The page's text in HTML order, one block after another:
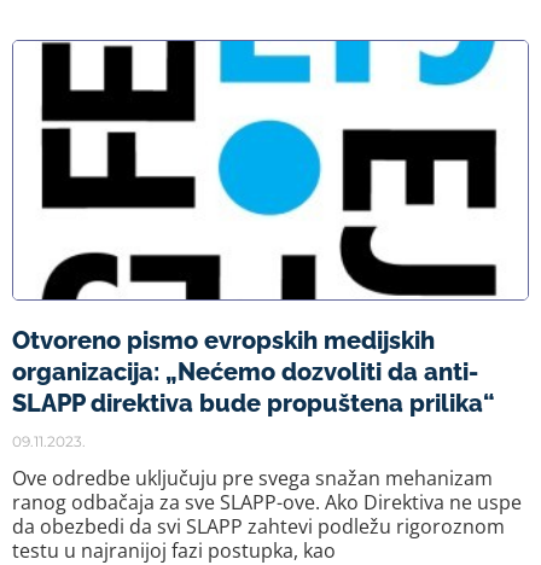
Otvoreno pismo evropskih medijskih
organizacija: „Nećemo dozvoliti da anti-
SLAPP direktiva bude propuštena prilika“
09.11.2023.
Ove odredbe uključuju pre svega snažan mehanizam
ranog odbačaja za sve SLAPP-ove. Ako Direktiva ne uspe
da obezbedi da svi SLAPP zahtevi podležu rigoroznom
testu u najranijoj fazi postupka, kao